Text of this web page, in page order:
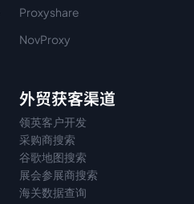
Proxyshare
NovProxy
外贸获客渠道
领英客户开发
采购商搜索
谷歌地图搜索
展会参展商搜索
海关数据查询